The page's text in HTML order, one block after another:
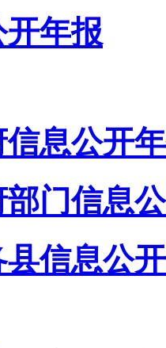
年报
息公开
门信息
县信息公